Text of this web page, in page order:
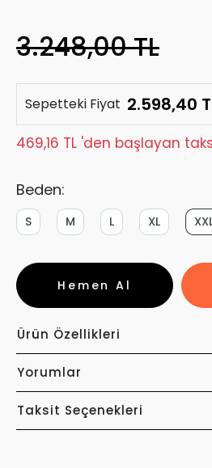
3.248,00 TL
Sepetteki Fiyat 2.598,40
469,16 TL 'den başlayan
Beden:
XL
L
M
S
Hemen Al
Ürün Özellikleri
Yorumlar
Taksit Seçenekleri